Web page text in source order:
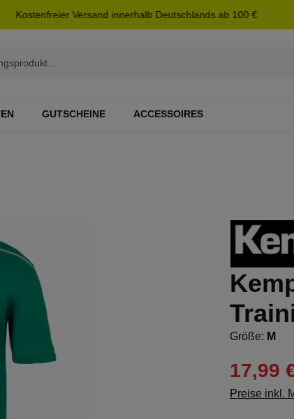
Kostenfreier Versand innerhalb Deutschlands ab 100 €
GUTSCHEINE ACCESSOIRES
Größe: M
17,99
Preise inkl.